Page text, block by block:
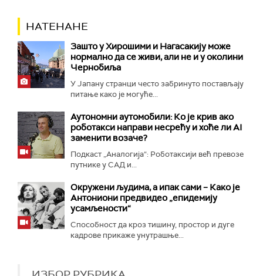
НАТЕНАНЕ
Зашто у Хирошими и Нагасакију може
нормално да се живи, али не и у околини
Чернобиља
У Јапану странци често забринуто постављају
питање како је могуће...
Аутономни аутомобили: Ко је крив ако
роботакси направи несрећу и хоће ли AI
заменити возаче?
Подкаст „Аналогија“: Роботаксији већ превозе
путнике у САД и...
Окружени људима, а ипак сами – Како је
Антониони предвидео „епидемију
усамљености“
Способност да кроз тишину, простор и дуге
кадрове прикаже унутрашње...